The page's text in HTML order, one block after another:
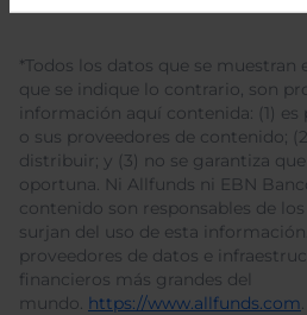
*Todos los datos que se muestran
que se indique lo contrario, son
información aquí contenida: (1)
o sus proveedores de contenido;
distribuir; y (3) no se garantiza
oportuna. Ni Allfunds ni EBN
contenido son responsables de
surjan del uso de esta
proveedores de datos e
financieros más grandes del
mundo. https://www.allfunds.com.